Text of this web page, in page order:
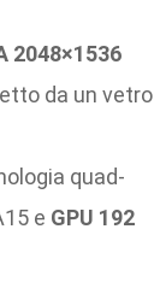
2048×1536
da un vetro
quad-
e GPU 192